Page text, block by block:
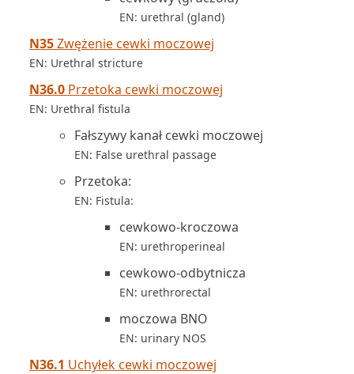
EN: urethral (gland)
N35Zwężenie cewki moczowej
EN: Urethral stricture
N36.0 Przetoka cewki moczowej
EN: Urethral fistula
Fałszywy kanał cewki moczowej
EN: False urethral passage
Przetoka:
EN: Fistula:
cewkowo-kroczowa
EN: urethroperineal
cewkowo-odbytnicza
EN: urethrorectal
moczowa BNO
EN: urinary NOS
N36.1 Uchyłek cewki moczowej